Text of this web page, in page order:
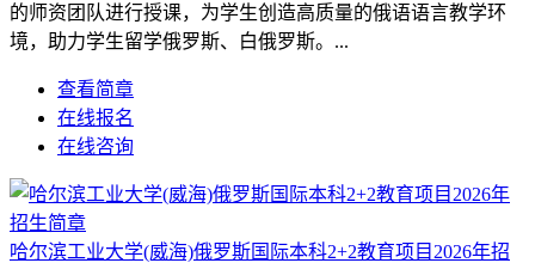
的师资团队进行授课，为学生创造高质量的俄语语言教学环
境，助力学生留学俄罗斯、白俄罗斯。...
查看简章
在线报名
在线咨询
哈尔滨工业大学(威海)俄罗斯国际本科2+2教育项目2026年招